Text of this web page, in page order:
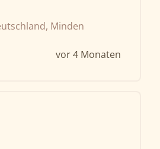
Minden
vor 4 Monaten